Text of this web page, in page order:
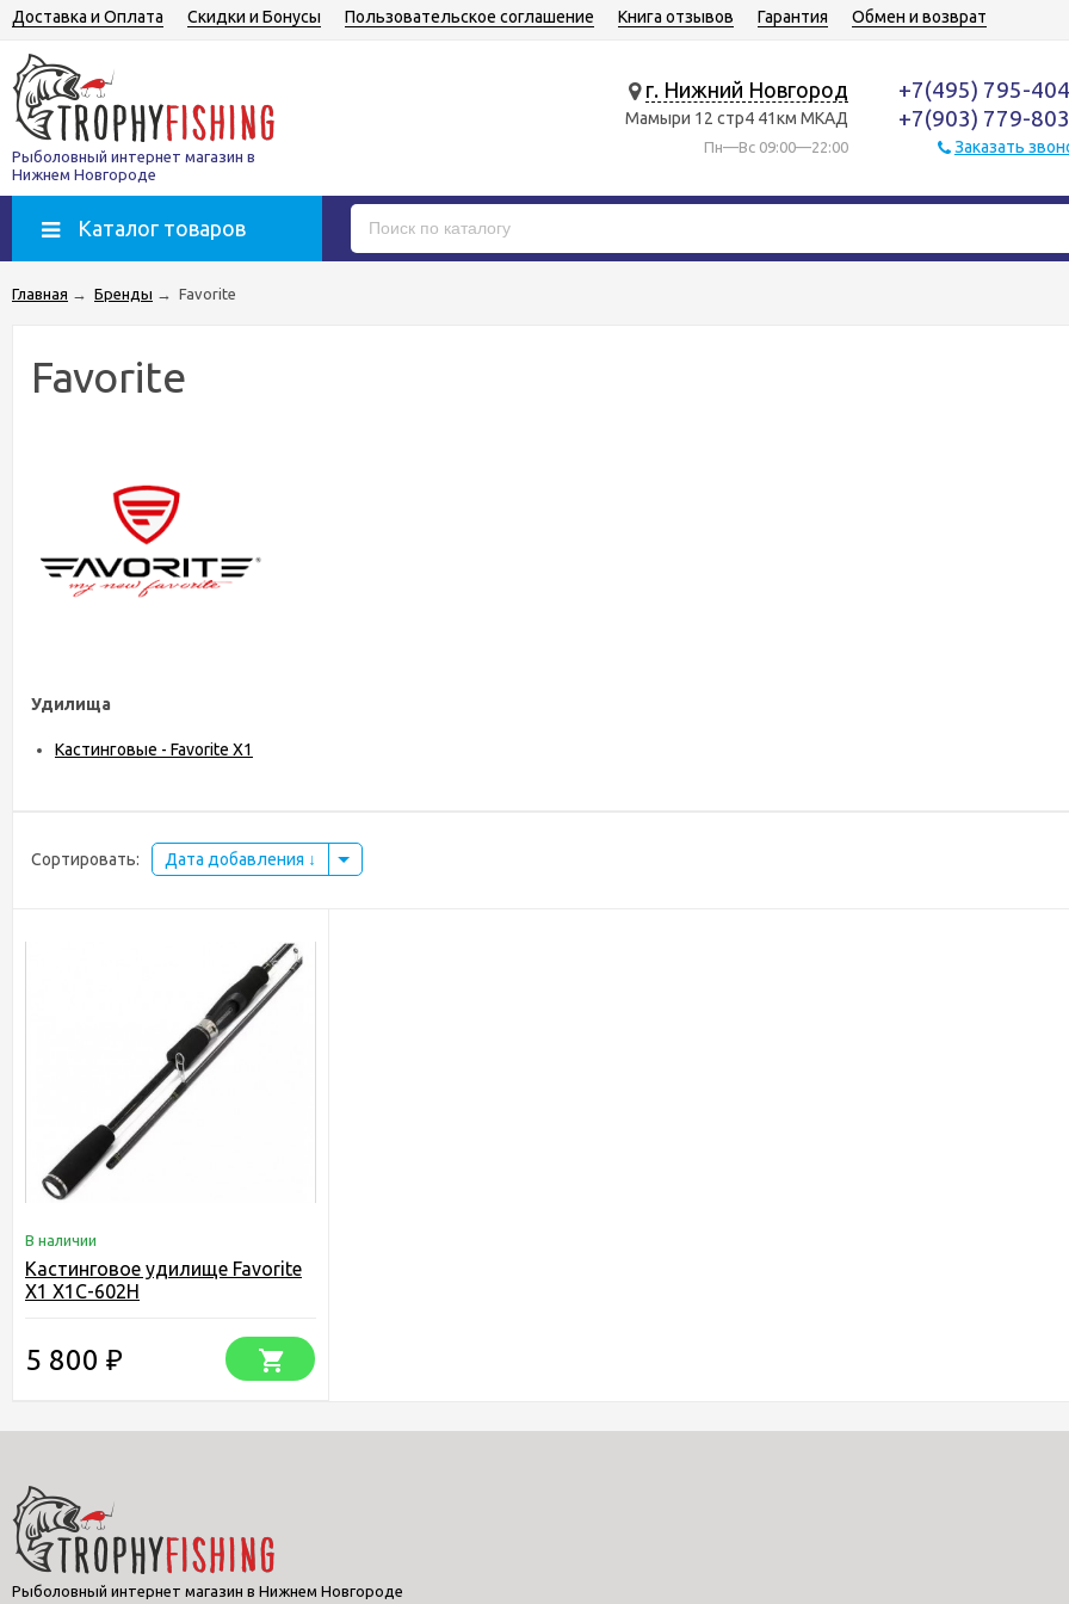
Доставка и Оплата Скидки и Бонусы Пользовательское соглашение Книга отзывов Гарантия Обмен и возврат
Рыболовный интернет магазин в
Нижнем Новгороде
г. Нижний Новгород
Мамыри 12 стр4 41км МКАД
Пн—Вс 09:00—22:00
+7(495) 795-
+7(903) 779-
Заказать
Каталог товаров
Главная → Бренды → Favorite
Favorite
Удилища
Кастинговые - Favorite X1
Сортировать: Дата добавления
В наличии
Кастинговое удилище Favorite
X1 X1C-602H
5 800 ₽
Рыболовный интернет магазин в Нижнем Новгороде